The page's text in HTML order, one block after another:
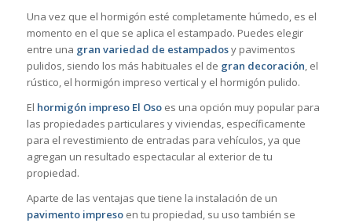
Una vez que el hormigón esté completamente húmedo, es el
momento en el que se aplica el estampado. Puedes elegir
entre una gran variedad de estampadosy pavimentos
pulidos, siendo los más habituales el de gran decoración, el
rústico, el hormigón impreso vertical y el hormigón pulido.
El hormigón impreso El Osoes una opción muy popular para
las propiedades particulares y viviendas, específicamente
para el revestimiento de entradas para vehículos, ya que
agregan un resultado espectacular al exterior de tu
propiedad.
Aparte de las ventajas que tiene la instalación de un
pavimento impresoen tu propiedad, su uso también se